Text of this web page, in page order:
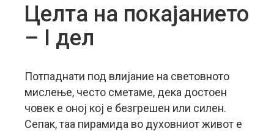
Целта на покајанието
– I дел
Потпаднати под влијание на световното
мислење, често сметаме, дека достоен
човек е оној кој е безгрешен или силен.
Сепак, таа пирамида во духовниот живот е